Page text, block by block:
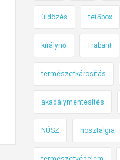
üldözés tetőbox
királynő Trabant
természetkárosítás
akadálymentesítés
NÚSZ nosztalgia